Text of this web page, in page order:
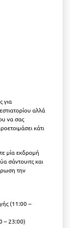
για
αλλά
να σας
κάτι
μία εκδρομή
σάντουιτς και
την
(11:00 –
– 23:00)